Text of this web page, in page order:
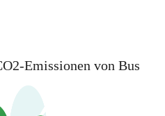
Emissionen von Bus